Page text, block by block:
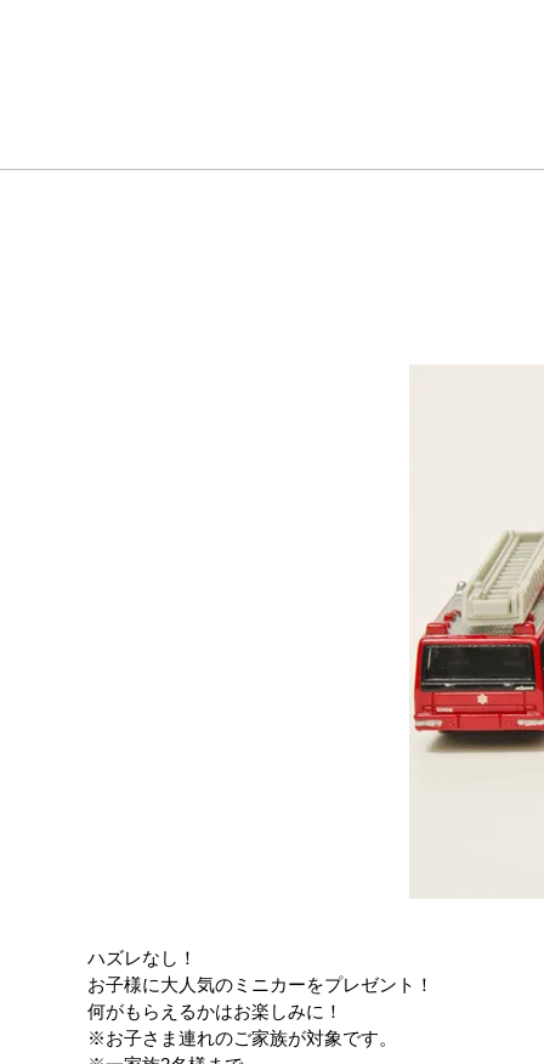
ハズレなし！
お子様に大人気のミニカーをプレゼント！
何がもらえるかはお楽しみに！
※お子さま連れのご家族が対象です。